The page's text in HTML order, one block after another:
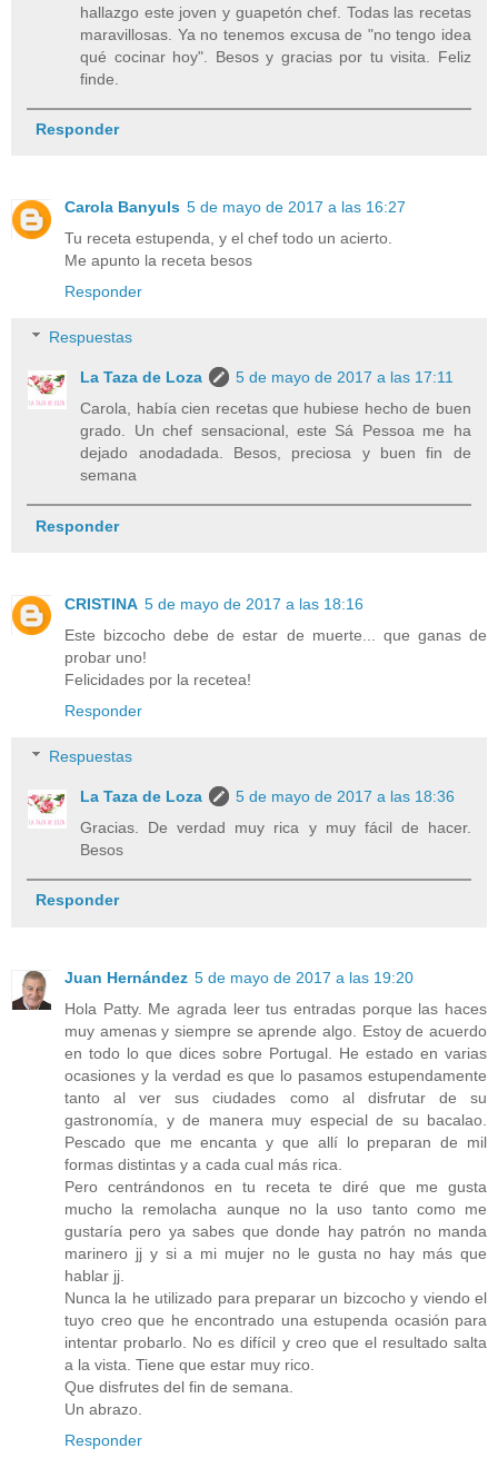
hallazgo este joven y guapetón chef. Todas las recetas
maravillosas. Ya no tenemos excusa de "no tengo idea
qué cocinar hoy". Besos y gracias por tu visita. Feliz
finde.
Responder
Carola Banyuls 5 de mayo de 2017 a las 16:27
Tu receta estupenda, y el chef todo un acierto.
Me apunto la receta besos
Responder
Respuestas
La Taza de Loza
5 de mayo de 2017 a las 17:11
Carola, había cien recetas que hubiese hecho de buen
grado. Un chef sensacional, este Sá Pessoa me ha
dejado anodadada. Besos, preciosa y buen fin de
semana
Responder
CRISTINA 5 de mayo de 2017 a las 18:16
Este bizcocho debe de estar de muerte... que ganas de
probar uno!
Felicidades por la recetea!
Responder
Respuestas
La Taza de Loza
5 de mayo de 2017 a las 18:36
Gracias. De verdad muy rica y muy fácil de hacer.
Besos
Responder
Juan Hernández 5 de mayo de 2017 a las 19:20
Hola Patty. Me agrada leer tus entradas porque las haces
muy amenas y siempre se aprende algo. Estoy de acuerdo
en todo lo que dices sobre Portugal. He estado en varias
ocasiones y la verdad es que lo pasamos estupendamente
tanto al ver sus ciudades como al disfrutar de su
gastronomía, y de manera muy especial de su bacalao.
Pescado que me encanta y que allí lo preparan de mil
formas distintas y a cada cual más rica.
Pero centrándonos en tu receta te diré que me gusta
mucho la remolacha aunque no la uso tanto como me
gustaría pero ya sabes que donde hay patrón no manda
marinero jj y si a mi mujer no le gusta no hay más que
hablar jj.
Nunca la he utilizado para preparar un bizcocho y viendo el
tuyo creo que he encontrado una estupenda ocasión para
intentar probarlo. No es difícil y creo que el resultado salta
a la vista. Tiene que estar muy rico.
Que disfrutes del fin de semana.
Un abrazo.
Responder